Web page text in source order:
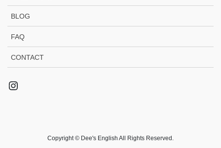
BLOG
FAQ
CONTACT
Instagram
Copyright © Dee's English All Rights Reserved.